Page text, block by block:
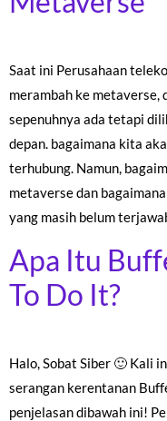
Saat ini Perusahaan
merambah ke
sepenuhnya ada tetapi
depan. bagaimana kita
terhubung. Namun,
metaverse dan
yang masih belum
Apa Itu
To Do It?
Halo, Sobat Siber 🙂 Kali
serangan kerentanan
penjelasan dibawah ini!